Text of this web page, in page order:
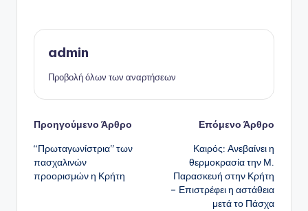
admin
Προβολή όλων των αναρτήσεων
Πλοήγηση
δημοσιεύσεων
Προηγούμενο Άρθρο
“Πρωταγωνίστρια” των
πασχαλινών
προορισμών η Κρήτη
Επόμενο Άρθρο
Καιρός: Ανεβαίνει η
θερμοκρασία την Μ.
Παρασκευή στην Κρήτη
– Επιστρέφει η αστάθεια
μετά το Πάσχα